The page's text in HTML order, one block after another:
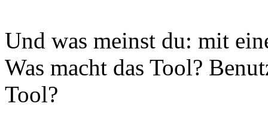
Und was meinst du: mit
Was macht das Tool?
Tool?